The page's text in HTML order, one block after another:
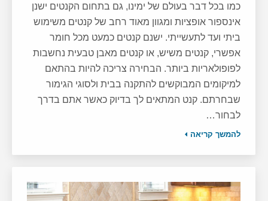
כמו בכל דבר בעולם של ימינו, גם בתחום הקנטים ישנן
אינספור אופציות ומגוון מאוד רחב של קנטים משימוש
ביתי ועד לתעשייתי. ישנם קנטים כמעט מכל חומר
אפשרי, קנטים משיש, או קנטים מאבן טבעית נחשבות
לפופולאריות ביותר. הבחירה צריכה להיות בהתאם
למיקומים המבוקשים להתקנה בבית ולסוגי הגימור
שבחרתם. קנט המתאים לך בדיוק כאשר אתם בדרך
לבחור…
להמשך קריאה